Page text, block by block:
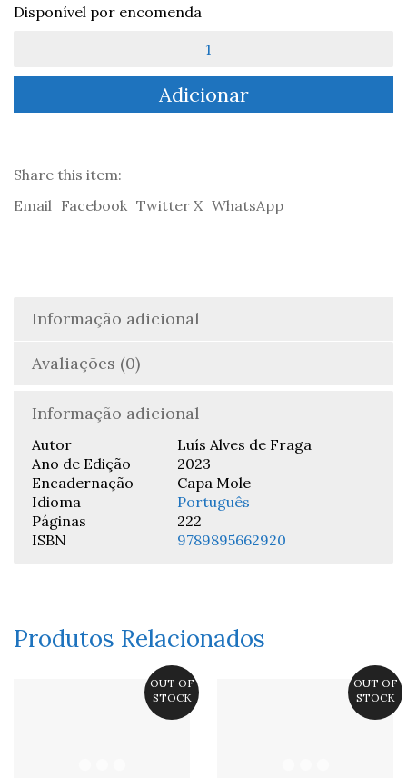
Disponível por encomenda
Ucrânia:
Guerra
-
Alves
Adicionar
Share this item:
Email Facebook Twitter X WhatsApp
Informação adicional
Avaliações (0)
Informação adicional
Autor
Luís Alves de Fraga
Ano de Edição
2023
Encadernação
Capa Mole
Idioma
Português
Páginas
222
ISBN
9789895662920
Produtos Relacionados
OUT OF
STOCK
OUT OF
STOCK